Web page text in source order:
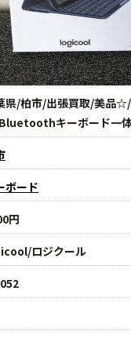
県/柏市/出張買取/美品
キーボード一
ボード
円
ロジクール